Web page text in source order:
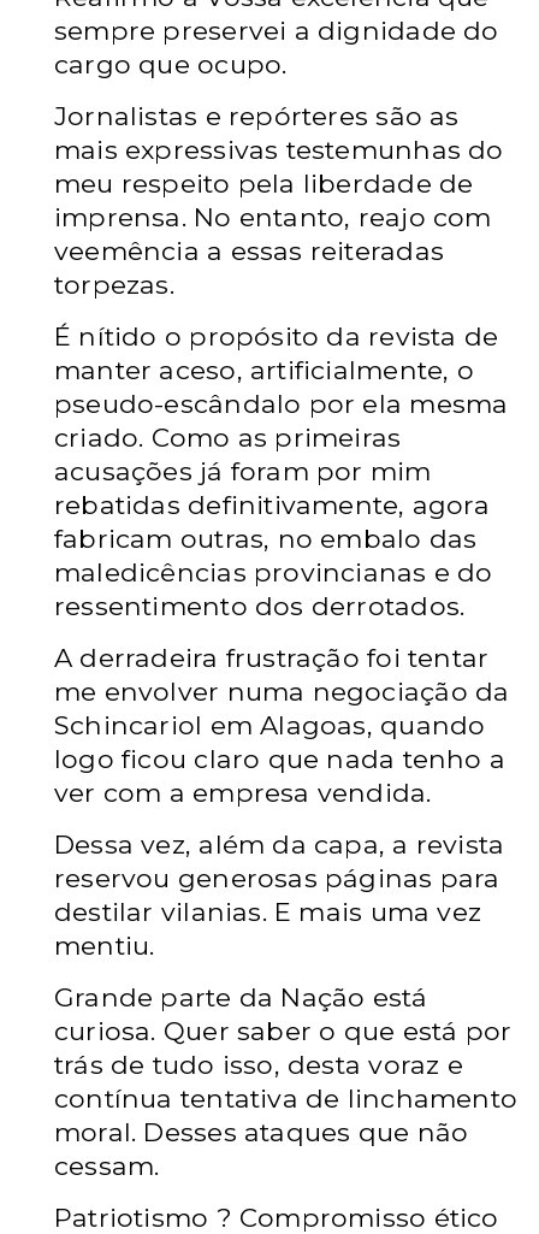
sempre preservei a dignidade do
cargo que ocupo.
Jornalistas e repórteres são as
mais expressivas testemunhas do
meu respeito pela liberdade de
imprensa. No entanto, reajo com
veemência a essas reiteradas
torpezas.
É nítido o propósito da revista de
manter aceso, artificialmente, o
pseudo-escândalo por ela mesma
criado. Como as primeiras
acusações já foram por mim
rebatidas definitivamente, agora
fabricam outras, no embalo das
maledicências provincianas e do
ressentimento dos derrotados.
A derradeira frustração foi tentar
me envolver numa negociação da
Schincariol em Alagoas, quando
logo ficou claro que nada tenho a
ver com a empresa vendida.
Dessa vez, além da capa, a revista
reservou generosas páginas para
destilar vilanias. E mais uma vez
mentiu.
Grande parte da Nação está
curiosa. Quer saber o que está por
trás de tudo isso, desta voraz e
contínua tentativa de linchamento
moral. Desses ataques que não
cessam.
Patriotismo ? Compromisso ético